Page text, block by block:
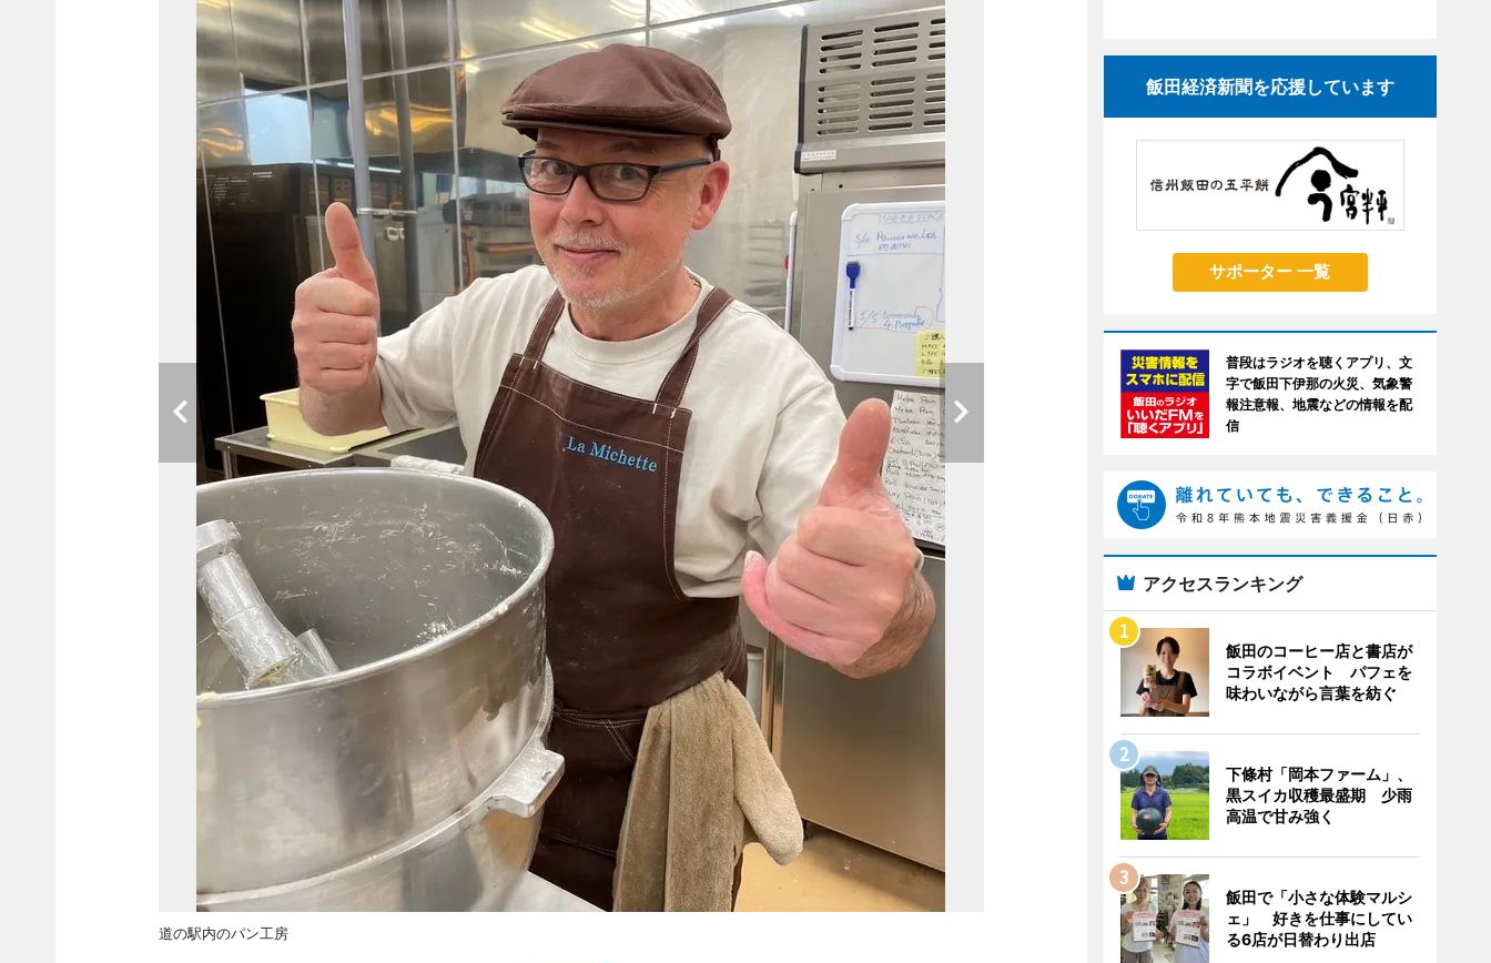
道の駅内のパン工房
飯田経済新聞を応援しています
サポーター 一覧
普段はラジオを聴くアプリ、文
字で飯田下伊那の火災、気象警
報注意報、地震などの情報を配
信
アクセスランキング
飯田のコーヒー店と書店が
コラボイベント パフェを
味わいながら言葉を紡ぐ
下條村「岡本ファーム」、
黒スイカ収穫最盛期 少雨
高温で甘み強く
飯田で「小さな体験マルシ
ェ」 好きを仕事にしてい
る6店が日替わり出店